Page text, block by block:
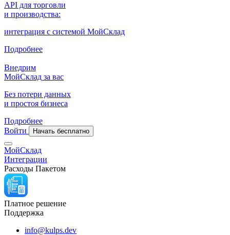
API для торговли
и производства:
интеграция с системой МойСклад
Подробнее
Внедрим
МойСклад за вас
Без потери данных
и простоя бизнеса
Подробнее
Войти
Начать бесплатно
МойСклад
Интеграции
Расходы Пакетом
Платное решение
Поддержка
info@kulps.dev